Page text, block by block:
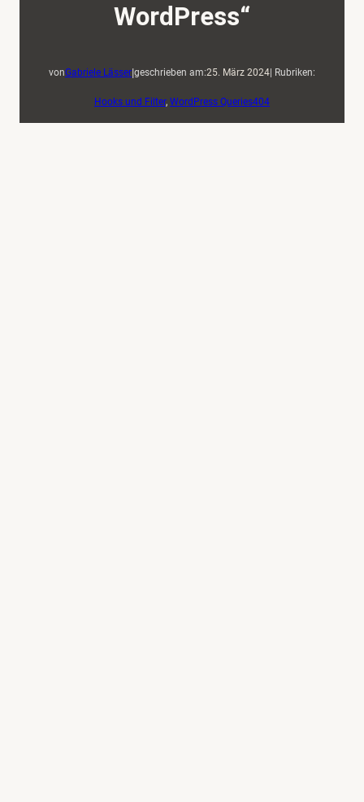
WordPress“
vonGabriele Lässer|geschrieben am:25. März 2024| Rubriken:
Hooks und Filter, WordPress Queries404